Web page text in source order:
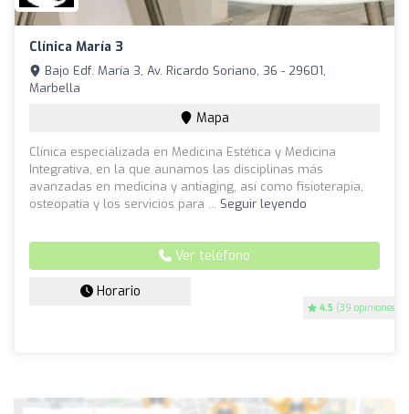
Clínica María 3
4.5 (39 opiniones)
Bajo Edf. María 3, Av. Ricardo Soriano, 36 - 29601,
Marbella
Mapa
Clínica especializada en Medicina Estética y Medicina
Integrativa, en la que aunamos las disciplinas más
avanzadas en medicina y antiaging, así como fisioterapia,
osteopatía y los servicios para ... Seguir leyendo
Ver teléfono
Horario